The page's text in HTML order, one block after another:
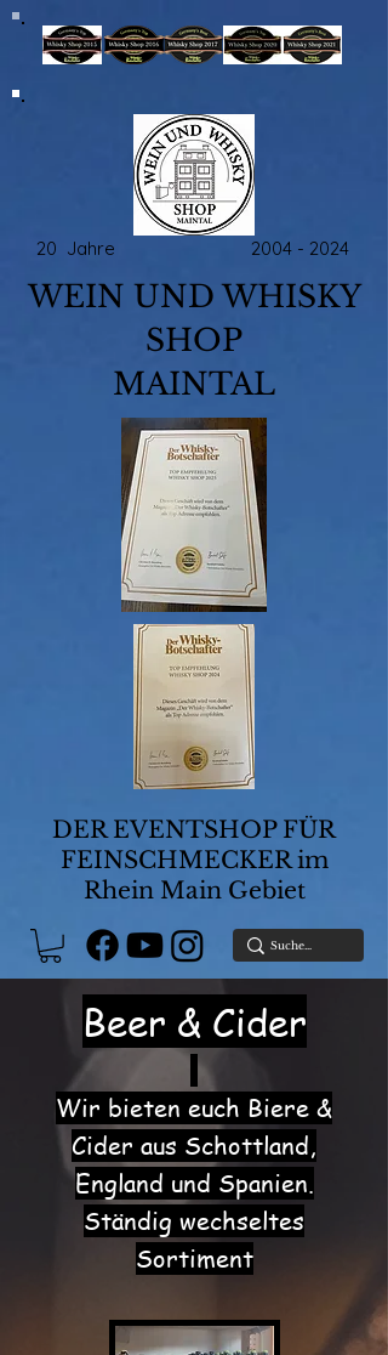
20 Jahre 2004 - 2024
WEIN UND WHISKY
SHOP
MAINTAL
DER EVENTSHOP FÜR
FEINSCHMECKER im
Rhein Main Gebiet
Beer & Cider
Wir bieten euch Biere &
Cider aus Schottland,
England und Spanien.
Ständig wechseltes
Sortiment